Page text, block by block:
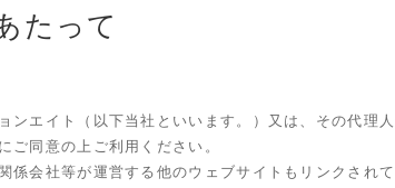
たって
ンエイト（以下当社といいます。）又は、その代理
ご同意の上ご利用ください。
係会社等が運営する他のウェブサイトもリンクされ